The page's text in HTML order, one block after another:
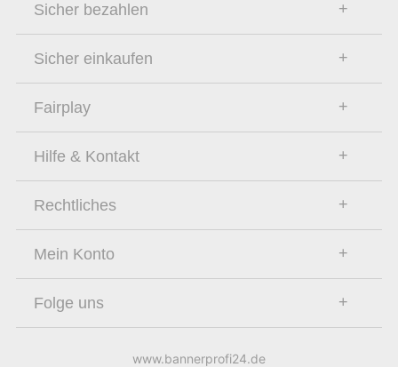
Sicher bezahlen
Sicher einkaufen
Fairplay
Hilfe & Kontakt
Rechtliches
Mein Konto
Folge uns
www.bannerprofi24.de